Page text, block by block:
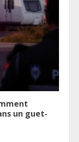
un guet-